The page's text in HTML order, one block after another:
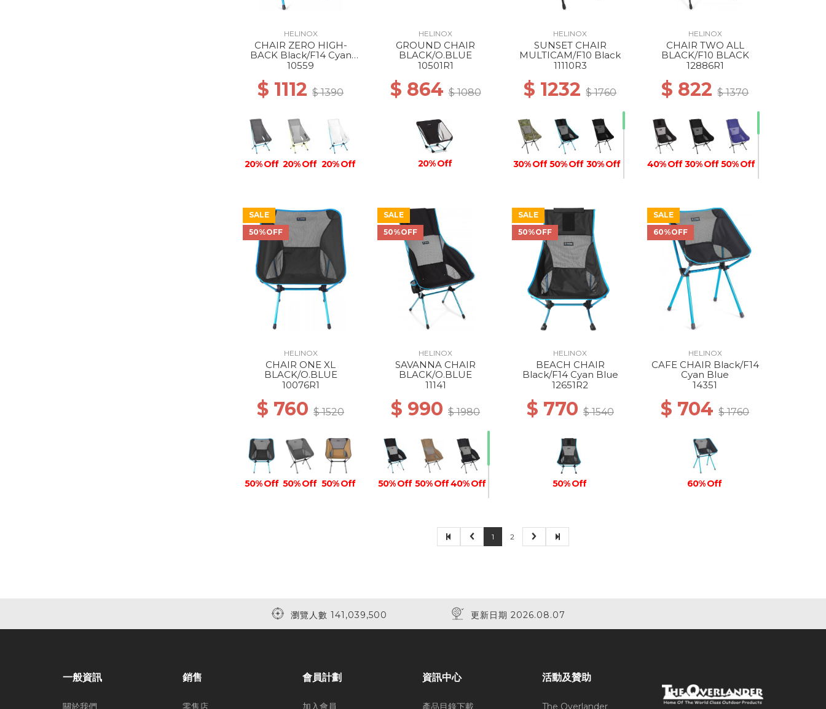
40% Off 50% Off
HELINOX
CHAIR ZERO HIGH-
BACK Black/F14 Cyan
Blue
10559
$ 1112$ 1390
20% Off 20% Off 20% Off
HELINOX
GROUND CHAIR
BLACK/O.BLUE
10501R1
$ 864$ 1080
20% Off
HELINOX
SUNSET CHAIR
MULTICAM/F10 Black
11110R3
$ 1232$ 1760
30% Off 50% Off 30% Off
30% Off 30% Off 40% Off
40% Off 50% Off 50% Off
50% Off
HELINOX
CHAIR TWO ALL
BLACK/F10 BLACK
12886R1
$ 822$ 1370
40% Off 30% Off 50% Off
40% Off50% Off 50% Off
50% Off
SALE
50%OFF
HELINOX
CHAIR ONE XL
BLACK/O.BLUE
10076R1
$ 760$ 1520
50% Off 50% Off 50% Off
SALE
50%OFF
HELINOX
SAVANNA CHAIR
BLACK/O.BLUE
11141
$ 990$ 1980
50% Off 50% Off40% Off
40% Off
SALE
50%OFF
HELINOX
BEACH CHAIR
Black/F14 Cyan Blue
12651R2
$ 770 $ 1540
50% Off
SALE
60%OFF
HELINOX
CAFE CHAIR Black/F14
Cyan Blue
14351
$ 704$ 1760
60% Off
1 2
瀏覽人數 141,039,500 更新日期 2026.08.07
一般資訊
關於我們
銷售
零售店
會員計劃
加入會員
資訊中心
產品目錄下載
活動及贊助
The Overlander